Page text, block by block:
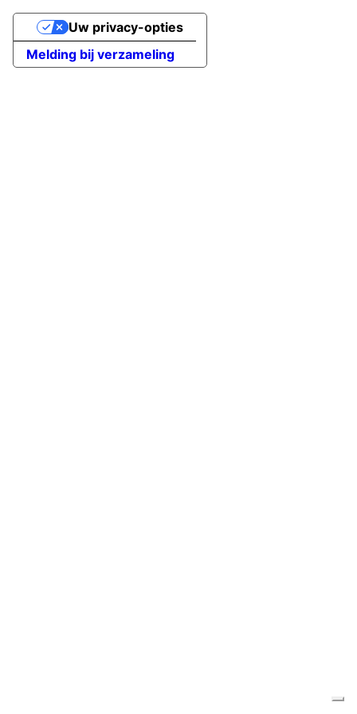
Melding bij verzameling
Uw privacy-opties